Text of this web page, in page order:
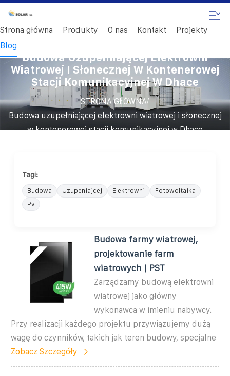
Strona główna Produkty O nas Kontakt
Projekty
Blog
Budowa Uzupełniającej Elektrowni
Wiatrowej I Słonecznej W Kontenerowej
Stacji Komunikacyjnej W Dhace
STRONA GŁÓWNA/
Budowa uzupełniającej elektrowni wiatrowej i słonecznej
w kontenerowej stacji komunikacyjnej w Dhace
Tagi:
Budowa Uzupeniajcej Elektrowni
Fotowoltaika
Pv
Budowa farmy wiatrowej,
projektowanie farm
wiatrowych | PST
Zarządzamy budową elektrowni
wiatrowej jako główny
wykonawca w imieniu nabywcy.
Przy realizacji każdego projektu przywiązujemy dużą
wagę do czynników, takich jak teren budowy, specjalne
Zobacz Szczegóły